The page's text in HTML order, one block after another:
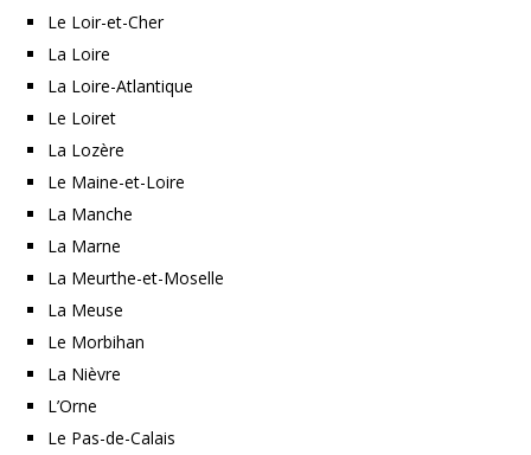
Le Loir-et-Cher
La Loire
La Loire-Atlantique
Le Loiret
La Lozère
Le Maine-et-Loire
La Manche
La Marne
La Meurthe-et-Moselle
La Meuse
Le Morbihan
La Nièvre
L’Orne
Le Pas-de-Calais